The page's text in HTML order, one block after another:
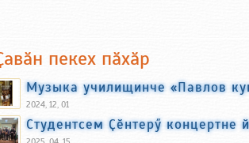
пекех пӑхӑр
Музыка училищинче «Павлов
2024, 12, 01
Студентсем Ҫӗнтерӳ концертне